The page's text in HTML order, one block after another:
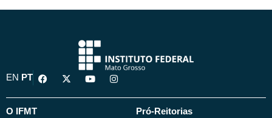
EN PT
F
a
e
X
-
w
Y
o
t
I
n
t
O IFMT Pró-Reitorias